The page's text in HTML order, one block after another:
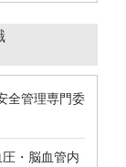
全管理専門委
・脳血管内